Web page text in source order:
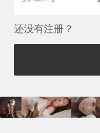
还没有注册？